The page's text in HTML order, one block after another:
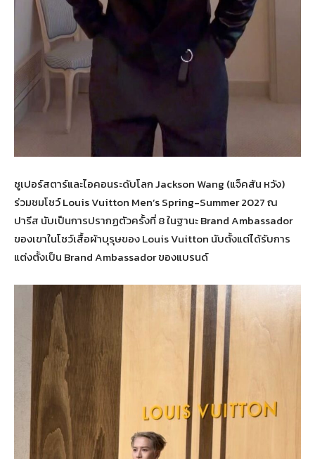
ซูเปอร์สตาร์และไอคอนระดับโลก Jackson Wang (แจ็คสัน หวัง)
ร่วมชมโชว์ Louis Vuitton Men’s Spring-Summer 2027 ณ
ปารีส นับเป็นการปรากฏตัวครั้งที่ 8 ในฐานะ Brand Ambassador
ของเขาในโชว์เสื้อผ้าบุรุษของ Louis Vuitton นับตั้งแต่ได้รับการ
แต่งตั้งเป็น Brand Ambassador ของแบรนด์